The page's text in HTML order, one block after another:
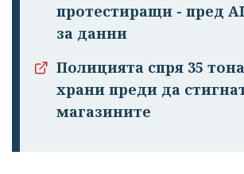
протестиращи - пред
за данни
Полицията спря 35
храни преди да
магазините